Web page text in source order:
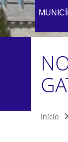
Início